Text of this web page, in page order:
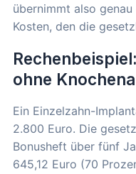
übernimmt also
Kosten, den die
ohne
Ein Einzelzahn-
2.800 Euro. Die
Bonusheft über fünf
645,12 Euro (70